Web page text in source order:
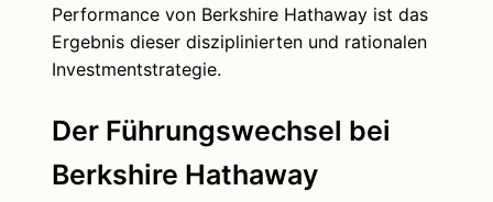
Performance von Berkshire Hathaway ist das
Ergebnis dieser disziplinierten und rationalen
Investmentstrategie.
Der Führungswechsel bei
Berkshire Hathaway